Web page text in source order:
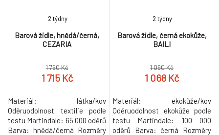
Barová židle, hnědá/černá,
CEZARIA
2 týdny
1 750 Kč
1 715 Kč
Materiál: látka/kov
Oděruodolnost textilie podle
testu Martindale: 65 000 oděrů
Barva: hnědá/černá Rozměry
Barová židle, černá ekokůže,
BAILI
2 týdny
1 090 Kč
1 068 Kč
Materiál: ekokůže/kov
Oděruodolnost ekokůže podle
testu Martindale: 100 000
oděrů Barva: černá Rozměry